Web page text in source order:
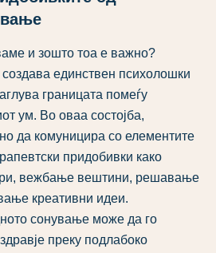
и зошто тоа е важно?
единствен психолошки
границата помеѓу
ум. Во оваа состојба,
да комуницира со елементите
придобивки како
вежбање вештини, решавање
креативни идеи.
сонување може да го
преку подлабоко